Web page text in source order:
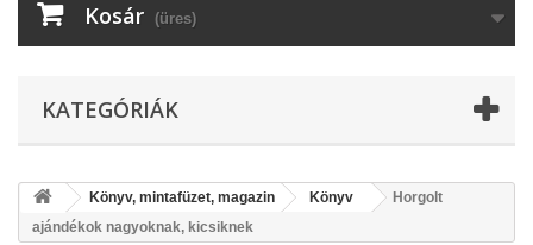
Kosár (üres)
KATEGÓRIÁK
Könyv, mintafüzet, magazin Könyv
Horgolt
ajándékok nagyoknak, kicsiknek